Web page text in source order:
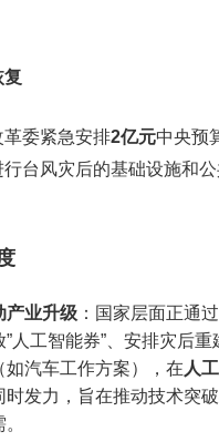
复
革委紧急安排2亿元中央预
台风灾后的基础设施和
产业升级 ：国家层面正通
”人工智能券”、安排灾后重
如汽车工作方案），在 人
时发力，旨在推动技术突